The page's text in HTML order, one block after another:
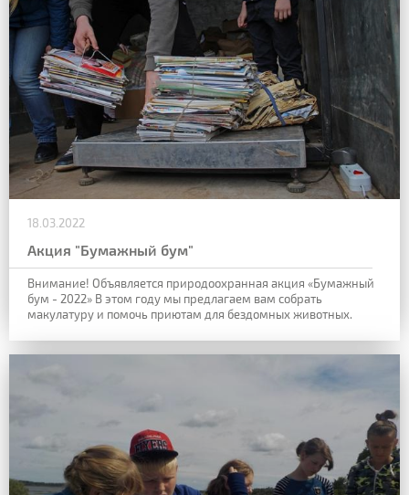
18.03.2022
Акция "Бумажный бум"
Внимание! Объявляется природоохранная акция «Бумажный
бум - 2022» В этом году мы предлагаем вам собрать
макулатуру и помочь приютам для бездомных животных.